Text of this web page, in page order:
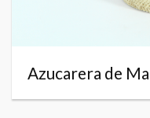
Azucarera de